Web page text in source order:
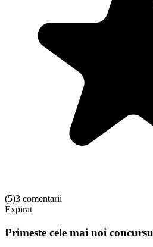
(5)3 comentarii
Expirat
Primeste cele mai noi